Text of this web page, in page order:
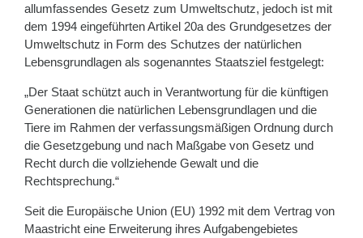
allumfassendes Gesetz zum Umweltschutz, jedoch ist mit
dem 1994 eingeführten Artikel 20a des Grundgesetzes der
Umweltschutz in Form des Schutzes der natürlichen
Lebensgrundlagen als sogenanntes Staatsziel festgelegt:
„Der Staat schützt auch in Verantwortung für die künftigen
Generationen die natürlichen Lebensgrundlagen und die
Tiere im Rahmen der verfassungsmäßigen Ordnung durch
die Gesetzgebung und nach Maßgabe von Gesetz und
Recht durch die vollziehende Gewalt und die
Rechtsprechung.“
Seit die Europäische Union (EU) 1992 mit dem Vertrag von
Maastricht eine Erweiterung ihres Aufgabengebietes